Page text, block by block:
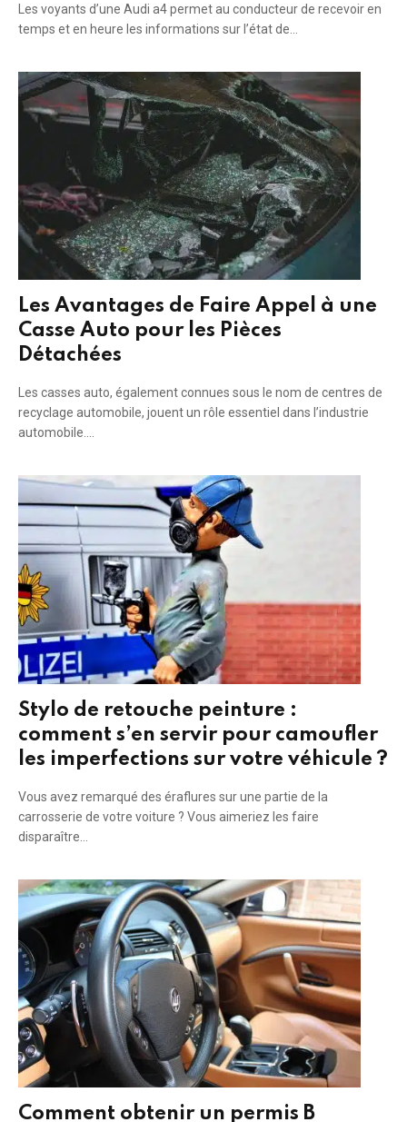
Les voyants d’une Audi a4 permet au conducteur de recevoir en
temps et en heure les informations sur l’état de…
Les Avantages de Faire Appel à une
Casse Auto pour les Pièces
Détachées
Les casses auto, également connues sous le nom de centres de
recyclage automobile, jouent un rôle essentiel dans l’industrie
automobile.…
Stylo de retouche peinture :
comment s’en servir pour camoufler
les imperfections sur votre véhicule ?
Vous avez remarqué des éraflures sur une partie de la
carrosserie de votre voiture ? Vous aimeriez les faire
disparaître…
Comment obtenir un permis B